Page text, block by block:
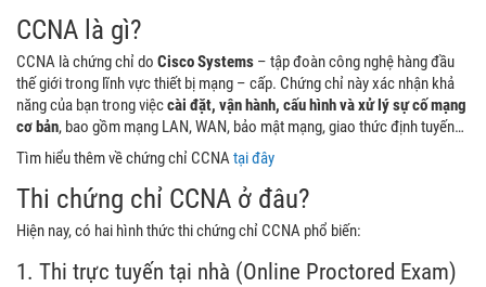
CCNA là gì?
CCNA là chứng chỉ do Cisco Systems – tập đoàn công nghệ hàng đầu
thế giới trong lĩnh vực thiết bị mạng – cấp. Chứng chỉ này xác nhận khả
năng của bạn trong việccài đặt, vận hành, cấu hình và xử lý sự cố mạng
cơ bản, bao gồm mạng LAN, WAN, bảo mật mạng, giao thức định tuyến…
Tìm hiểu thêm về chứng chỉ CCNA tại đây
Thi chứng chỉ CCNA ở đâu?
Hiện nay, có hai hình thức thi chứng chỉ CCNA phổ biến:
1. Thi trực tuyến tại nhà (Online Proctored Exam)